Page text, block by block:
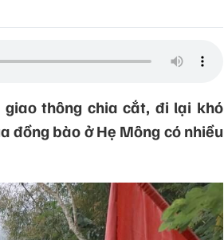
thông chia cắt, đi lại khó
đồng bào ở Hẹ Mông có nhiều